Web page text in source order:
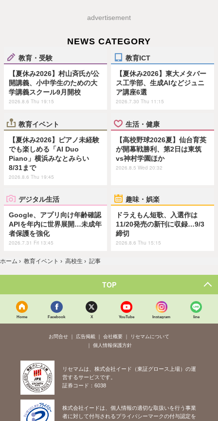
advertisement
NEWS CATEGORY
教育・受験
【夏休み2026】村山斉氏が公
開講義、小中学生のための大
学講義スクール9月開校
2026.8.6 Thu 19:15
教育ICT
【夏休み2026】東大メタバー
ス工学部、生成AIなどジュニ
ア講座6選
2026.7.30 Thu 11:15
教育イベント
【夏休み2026】ピアノ未経験
でも楽しめる「AI Duo
Piano」横浜みなとみらい
8/31まで
2026.8.6 Thu 19:45
生活・健康
【高校野球2026夏】仙台育英
が開幕戦勝利、第2日は東筑
vs神村学園ほか
2026.8.5 Wed 20:32
デジタル生活
Google、アプリ向け年齢確認
APIを年内に世界展開…未成年
者保護を強化
2026.7.31 Fri 13:45
趣味・娯楽
ドラえもん短歌、入選作は
11/20発売の新刊に収録…9/3
締切
2026.8.6 Thu 15:15
ホーム › 教育イベント › 高校生 › 記事
TOP
Home Facebook X YouTube Instagram line
お問合せ 広告掲載 会社概要
リセマムについて
個人情報保護方針
リセマムは、株式会社イード（東証グロース上場）の運
営するサービスです。
証券コード：6038
株式会社イードは、個人情報の適切な取扱いを行う事業
者に対して付与されるプライバシーマークの付与認定を